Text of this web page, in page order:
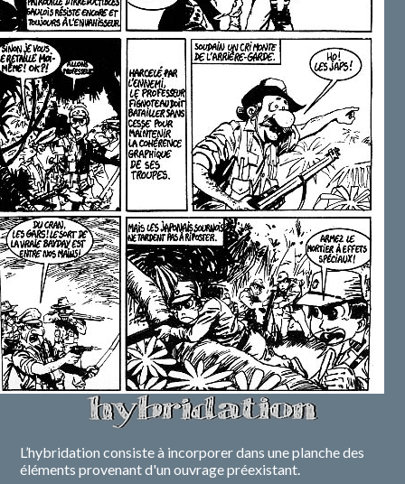
L’hybridation consiste à incorporer dans une planche des
éléments provenant d'un ouvrage préexistant.